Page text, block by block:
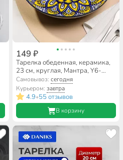
149 ₽
Тарелка обеденная, керамика,
23 см, круглая, Мантра, Y6-
6016
Самовывоз: сегодня
Курьером: завтра
4.9•55 отзывов
В корзину